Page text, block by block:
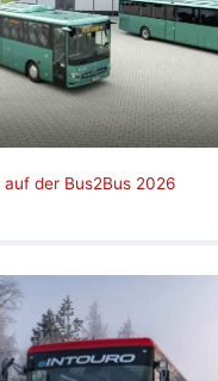
auf der Bus2Bus 2026